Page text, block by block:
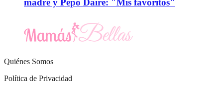
madre y Pepo Daire: "Mis favoritos"
Quiénes Somos
Política de Privacidad